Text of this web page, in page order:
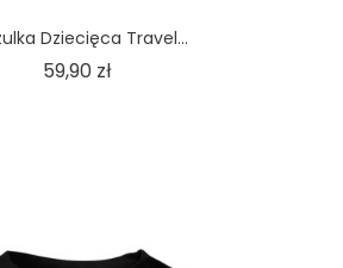
Dziecięca Travel...
59,90 złCena